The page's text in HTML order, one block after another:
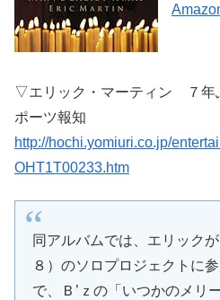
▽エリック・マーティン ７年
ポーツ報知
http://hochi.yomiuri.co.jp/
OHT1T00233.htm
同アルバムでは、エリック
８）のソロプロジェクトに
で、Ｂ’ｚの「いつかのメリ